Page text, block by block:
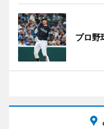
プロ野